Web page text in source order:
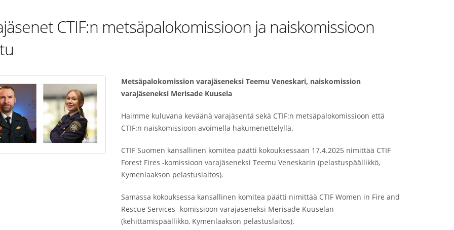
CTIF:n metsäpalokomissioon ja naiskomissioon
Metsäpalokomission varajäseneksi Teemu Veneskari, naiskomission
varajäseneksi Merisade Kuusela
Haimme kuluvana keväänä varajäsentä sekä CTIF:n metsäpalokomissioon että
CTIF:n naiskomissioon avoimella hakumenettelyllä.
CTIF Suomen kansallinen komitea päätti kokouksessaan 17.4.2025 nimittää CTIF
Forest Fires -komissioon varajäseneksi Teemu Veneskarin (pelastuspäällikkö,
Kymenlaakson pelastuslaitos).
Samassa kokouksessa kansallinen komitea päätti nimittää CTIF Women in Fire and
Rescue Services -komissioon varajäseneksi Merisade Kuuselan
(kehittämispäällikkö, Kymenlaakson pelastuslaitos).